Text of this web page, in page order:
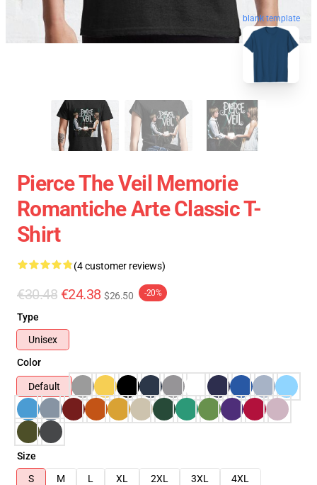
blank template
Pierce The Veil Memorie
Romantiche Arte Classic T-
Shirt
(4 customer reviews)
€30.48 €24.38 $26.50 -20%
Type
Unisex
Color
Default
Size
S
M L XL 2XL 3XL
4XL